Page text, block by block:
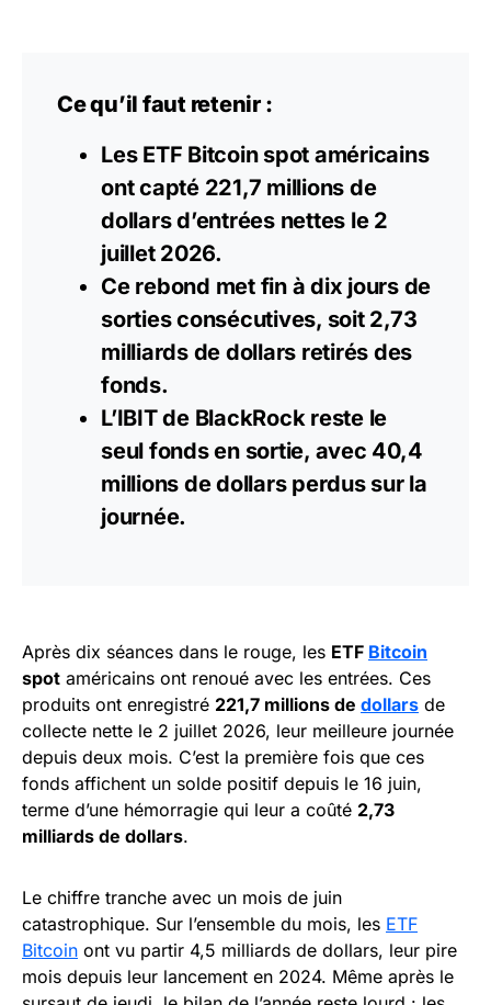
Ce qu’il faut retenir :
Les ETF Bitcoin spot américains
ont capté 221,7 millions de
dollars d’entrées nettes le 2
juillet 2026.
Ce rebond met fin à dix jours de
sorties consécutives, soit 2,73
milliards de dollars retirés des
fonds.
L’IBIT de BlackRockreste le
seul fonds en sortie, avec 40,4
millions de dollars perdus sur la
journée.
Après dix séances dans le rouge, les ETF Bitcoin
spot américains ont renoué avec les entrées. Ces
produits ont enregistré 221,7 millions de dollars de
collecte nette le 2 juillet 2026, leur meilleure journée
depuis deux mois. C’est la première fois que ces
fonds affichent un solde positif depuis le 16 juin,
terme d’une hémorragie qui leur a coûté 2,73
milliards de dollars.
Le chiffre tranche avec un mois de juin
catastrophique. Sur l’ensemble du mois, les ETF
Bitcoin ont vu partir 4,5 milliards de dollars, leur pire
mois depuis leur lancement en 2024. Même après le